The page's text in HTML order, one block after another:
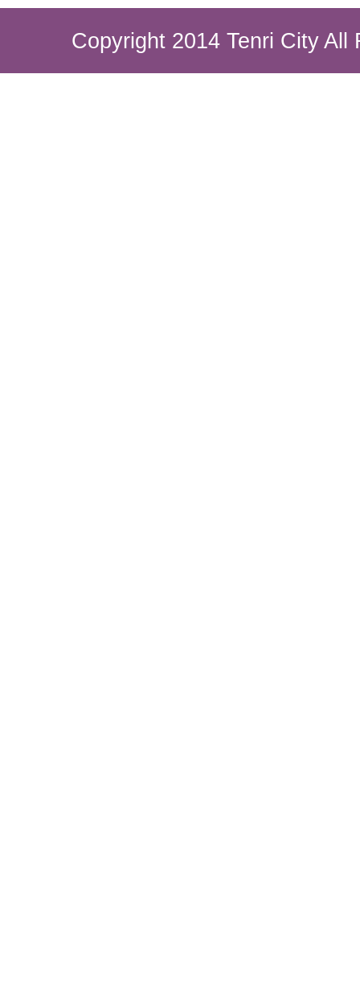
Copyright 2014 Tenri City All